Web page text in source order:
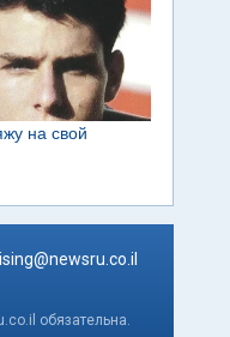
обязательна.